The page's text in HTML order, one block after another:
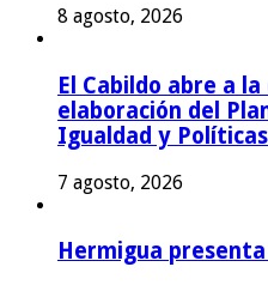
8 agosto, 2026
El Cabildo abre a
elaboración del
Igualdad y
7 agosto, 2026
Hermigua